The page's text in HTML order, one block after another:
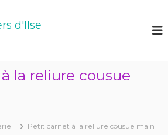
d'Ilse
la reliure cousue
Petit carnet à la reliure cousue main